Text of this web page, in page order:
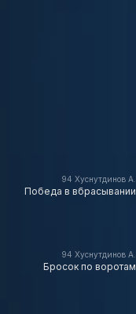
94 Хуснутдинов А.
Победа в вбрасывании
94 Хуснутдинов А.
Бросок по воротам